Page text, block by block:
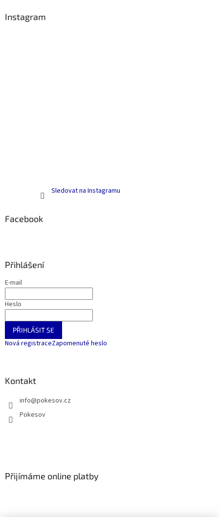
Instagram
Sledovat na Instagramu
Facebook
Přihlášení
E-mail
Heslo
PŘIHLÁSIT SE
Nová registraceZapomenuté heslo
Kontakt
info@pokesov.cz
Pokesov
Přijímáme online platby